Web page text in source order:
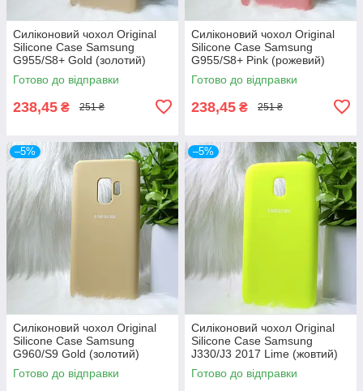
Силіконовий чохол Original
Silicone Case Samsung
G955/S8+ Gold (золотий)
Готово до відправки
238,45 ₴ 251 ₴
Силіконовий чохол Original
Silicone Case Samsung
G955/S8+ Pink (рожевий)
Готово до відправки
238,45 ₴ 251 ₴
–5%
Силіконовий чохол Original
Silicone Case Samsung
G960/S9 Gold (золотий)
Готово до відправки
–5%
Силіконовий чохол Original
Silicone Case Samsung
J330/J3 2017 Lime (жовтий)
Готово до відправки